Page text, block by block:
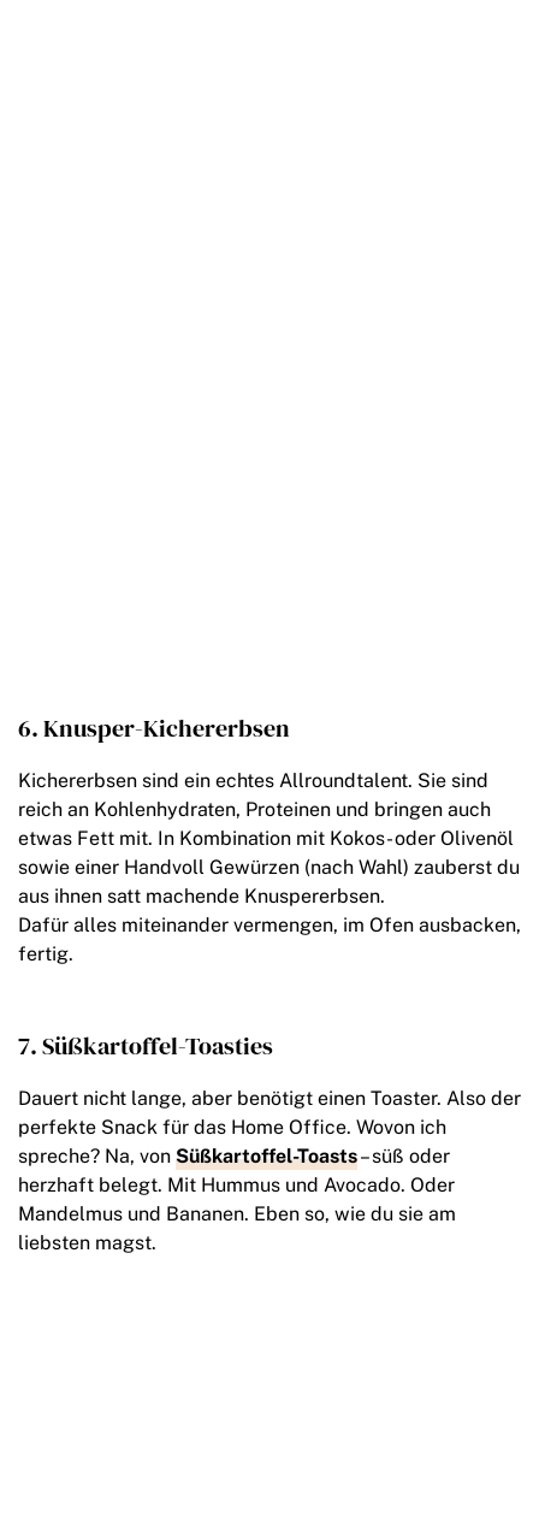
6. Knusper-Kichererbsen
Kichererbsen sind ein echtes Allroundtalent. Sie sind
reich an Kohlenhydraten, Proteinen und bringen auch
etwas Fett mit. In Kombination mit Kokos- oder Olivenöl
sowie einer Handvoll Gewürzen (nach Wahl) zauberst du
aus ihnen satt machende Knuspererbsen.
Dafür alles miteinander vermengen, im Ofen ausbacken,
fertig.
7. Süßkartoffel-Toasties
Dauert nicht lange, aber benötigt einen Toaster. Also der
perfekte Snack für das Home Office. Wovon ich
spreche? Na, von Süßkartoffel-Toasts– süß oder
herzhaft belegt. Mit Hummus und Avocado. Oder
Mandelmus und Bananen. Eben so, wie du sie am
liebsten magst.